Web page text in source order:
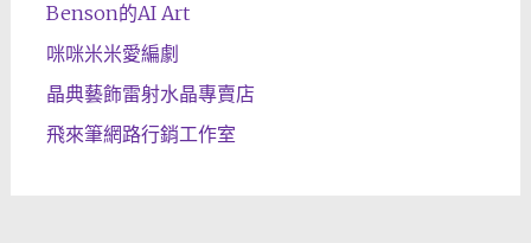
Benson的AI Art
咪咪米米愛編劇
晶典藝飾雷射水晶專賣店
飛來筆網路行銷工作室